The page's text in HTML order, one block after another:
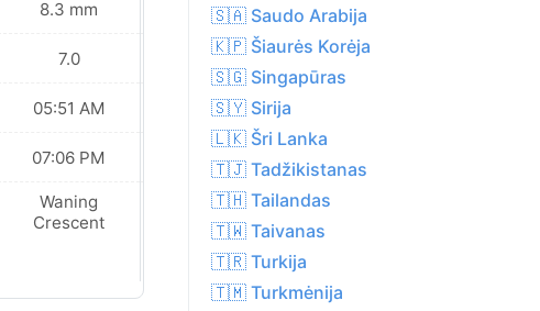
8.3 mm
7.0
05:51 AM
07:06 PM
Waning
Crescent
7.1 mm
8.0
05:51 AM
07:06 PM
New Moon
🇸🇦 Saudo Arabija
🇰🇵 Šiaurės Korėja
🇸🇬 Singapūras
🇸🇾 Sirija
🇱🇰 Šri Lanka
🇹🇯 Tadžikistanas
🇹🇭 Tailandas
🇹🇼 Taivanas
🇹🇷 Turkija
🇹🇲 Turkmėnija